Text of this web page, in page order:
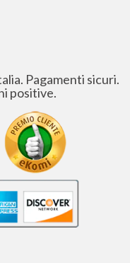
Pagamenti sicuri.
positive.